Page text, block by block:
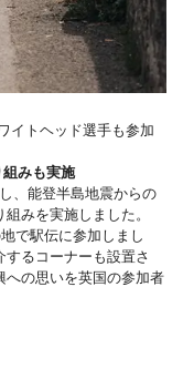
イトヘッド選手も参加
みも実施
、能登半島地震からの
みを実施しました。
で駅伝に参加しまし
るコーナーも設置さ
への思いを英国の参加者